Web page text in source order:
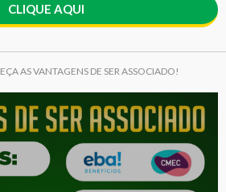
CLIQUE AQUI
AS VANTAGENS DE SER ASSOCIADO!